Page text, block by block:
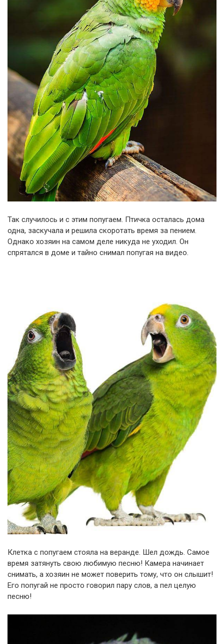
Так случилось и с этим попугаем. Птичка осталась дома
одна, заскучала и решила скоротать время за пением.
Однако хозяин на самом деле никуда не уходил. Он
спрятался в доме и тайно снимал попугая на видео.
Клетка с попугаем стояла на веранде. Шел дождь. Самое
время затянуть свою любимую песню! Камера начинает
снимать, а хозяин не может поверить тому, что он слышит!
Его попугай не просто говорил пару слов, а пел целую
песню!